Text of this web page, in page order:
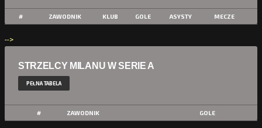
# ZAWODNIK KLUB GOLE ASYSTY MECZE
-->
STRZELCY MILANU W SERIE A
PEŁNA TABELA
# ZAWODNIK GOLE